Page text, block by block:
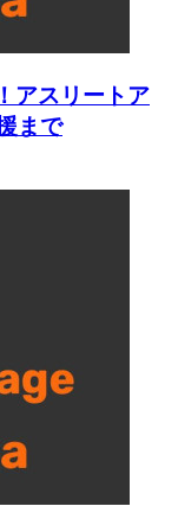
アスリートア
まで